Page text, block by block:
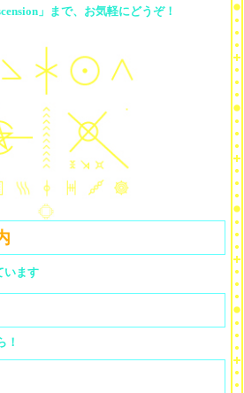
」まで、お気軽にどうぞ！
います
！